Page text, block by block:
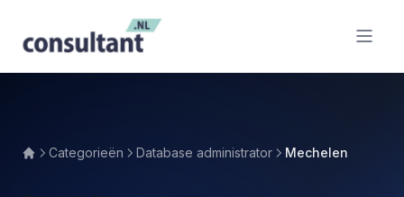
Categorieën Database administrator Mechelen